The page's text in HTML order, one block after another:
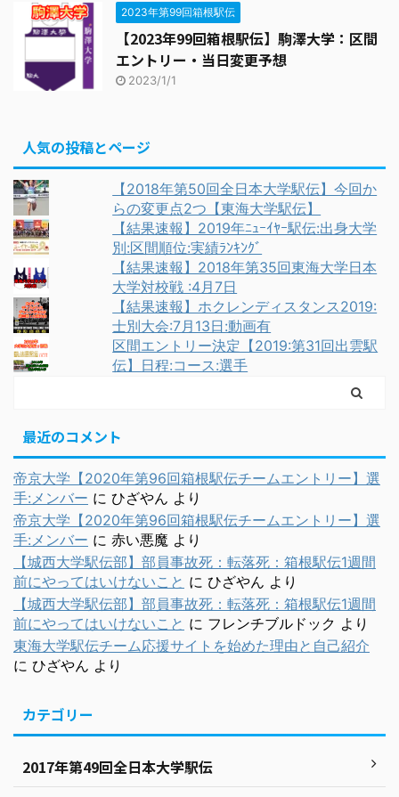
2023年第99回箱根駅伝
【2023年99回箱根駅伝】駒澤大学：区間
エントリー・当日変更予想
2023/1/1
人気の投稿とページ
【2018年第50回全日本大学駅伝】今回か
らの変更点2つ【東海大学駅伝】
【結果速報】2019年ﾆｭｰｲﾔｰ駅伝:出身大学
別:区間順位:実績ﾗﾝｷﾝｸﾞ
【結果速報】2018年第35回東海大学日本
大学対校戦 :4月7日
【結果速報】ホクレンディスタンス2019:
士別大会:7月13日:動画有
区間エントリー決定【2019:第31回出雲駅
伝】日程:コース:選手
最近のコメント
帝京大学【2020年第96回箱根駅伝チームエントリー】選
手:メンバー に ひざやん より
帝京大学【2020年第96回箱根駅伝チームエントリー】選
手:メンバー に 赤い悪魔 より
【城西大学駅伝部】部員事故死：転落死：箱根駅伝1週間
前にやってはいけないこと に ひざやん より
【城西大学駅伝部】部員事故死：転落死：箱根駅伝1週間
前にやってはいけないこと に フレンチブルドック より
東海大学駅伝チーム応援サイトを始めた理由と自己紹介
に ひざやん より
カテゴリー
2017年第49回全日本大学駅伝